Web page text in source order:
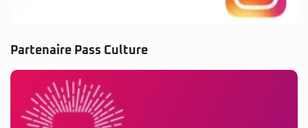
Partenaire Pass Culture